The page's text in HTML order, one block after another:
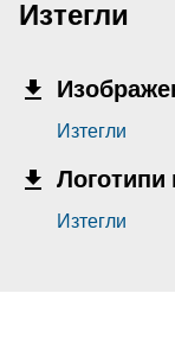
Изтегли
Изтегли
Логотипи
Изтегли